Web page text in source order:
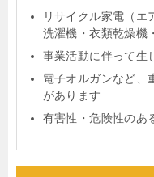
リサイクル家電（エ
洗濯機・衣類乾燥機
事業活動に伴って生
電子オルガンなど、
があります
有害性・危険性のあ